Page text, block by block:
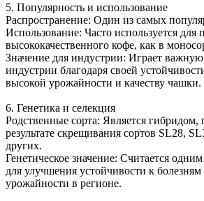
5. Популярность и использование
Распространение: Один из самых
Использование: Часто используется для
высококачественного кофе, как в
Значение для индустрии: Играет
индустрии благодаря своей
высокой урожайности и качеству чашки.
6. Генетика и селекция
Родственные сорта: Является
результате скрещивания сортов SL28,
других.
Генетическое значение: Считается
для улучшения устойчивости к
урожайности в регионе.